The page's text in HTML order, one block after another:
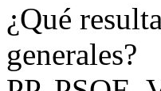
¿Qué
generales?